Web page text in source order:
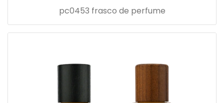
pc0453 frasco de perfume